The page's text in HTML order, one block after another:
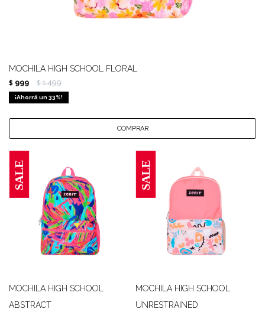
MOCHILA HIGH SCHOOL FLORAL
$ 999 $ 1.499
33
MOCHILA HIGH SCHOOL
ABSTRACT
MOCHILA HIGH SCHOOL
UNRESTRAINED